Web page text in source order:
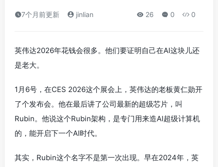
7个月前更新 jinlian 26 0 0
英伟达2026年花钱会很多。他们要证明自己在AI这块儿还
是老大。
1月6号，在CES 2026这个展会上，英伟达的老板黄仁勋开
了个发布会。他在最后讲了公司最新的超级芯片，叫
Rubin。他说这个Rubin架构，是专门用来造AI超级计算机
的，能开启下一个AI时代。
其实，Rubin这个名字不是第一次出现。早在2024年，英